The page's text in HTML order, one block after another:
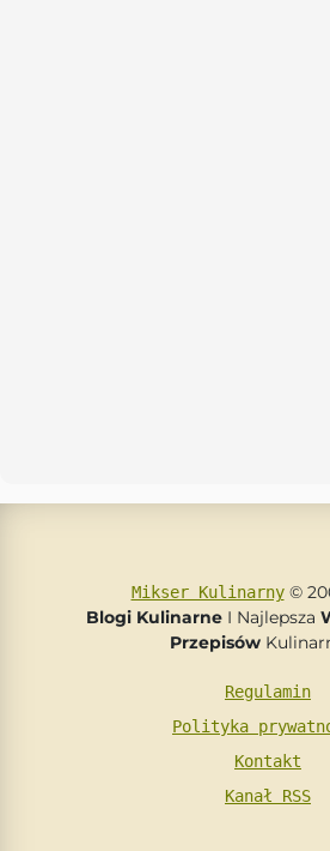
Mikser Kulinarny©
Blogi Kulinarne I Najlepsza
Przepisów
Regulamin
Polityka
Kontakt
Kanał RSS